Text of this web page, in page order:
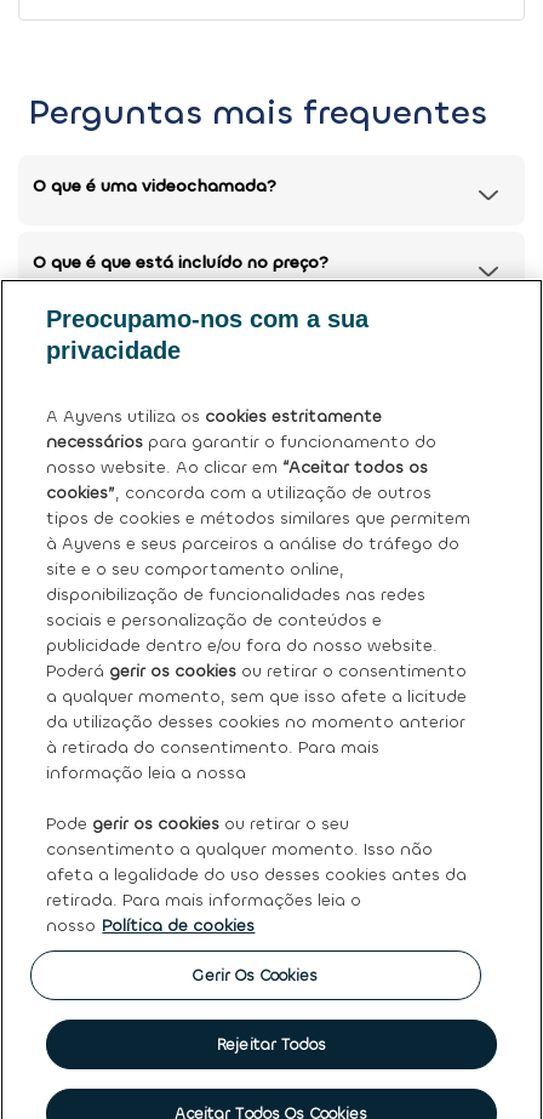
Marcar visita
Perguntas mais frequentes
O que é uma videochamada?
O que é que está incluído no preço?
Posso devolver o meu carro atual?
Tem mais dúvidas?Ver perguntas frequentes (FAQ)
Sobre nós
Os nossos serviços
FAQ
Termos e condições gerais
Ayvens
Política de Cookies|Declaração de Privacidade
Princípios Éticos e de Conduta
Canal de denúncias|Intermediação de crédito|Garantia
de usados|Política de qualidade|Política de reclamações
Société Générale
2026 Ayvens
Preocupamo-nos com a sua
privacidade
A Ayvens utiliza os cookies estritamente
necessários para garantir o funcionamento do
nosso website. Ao clicar em “Aceitar todos os
cookies”, concorda com a utilização de outros
tipos de cookies e métodos similares que permitem
à Ayvens e seus parceiros a análise do tráfego do
site e o seu comportamento online,
disponibilização de funcionalidades nas redes
sociais e personalização de conteúdos e
publicidade dentro e/ou fora do nosso website.
Poderá gerir os cookies ou retirar o consentimento
a qualquer momento, sem que isso afete a licitude
da utilização desses cookies no momento anterior
à retirada do consentimento. Para mais
informação leia a nossa
Pode gerir os cookies ou retirar o seu
consentimento a qualquer momento. Isso não
afeta a legalidade do uso desses cookies antes da
retirada. Para mais informações leia o
nosso Política de cookies
Gerir Os Cookies
Rejeitar Todos
Aceitar Todos Os Cookies